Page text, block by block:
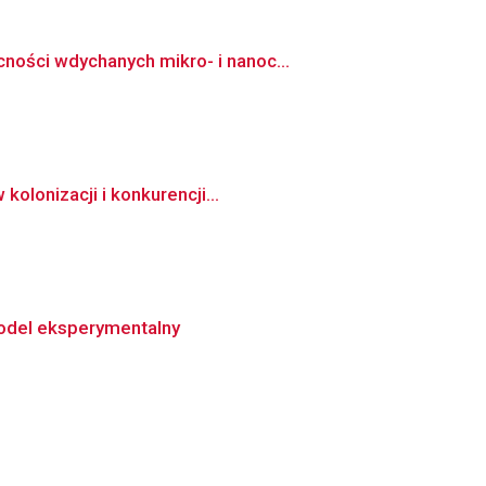
wdychanych mikro- i nanoc...
i konkurencji...
eksperymentalny